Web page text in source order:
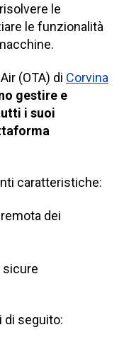
le
le funzionalità
(OTA) di Corvina
gestire e
i suoi
caratteristiche:
dei
sicure
di seguito: